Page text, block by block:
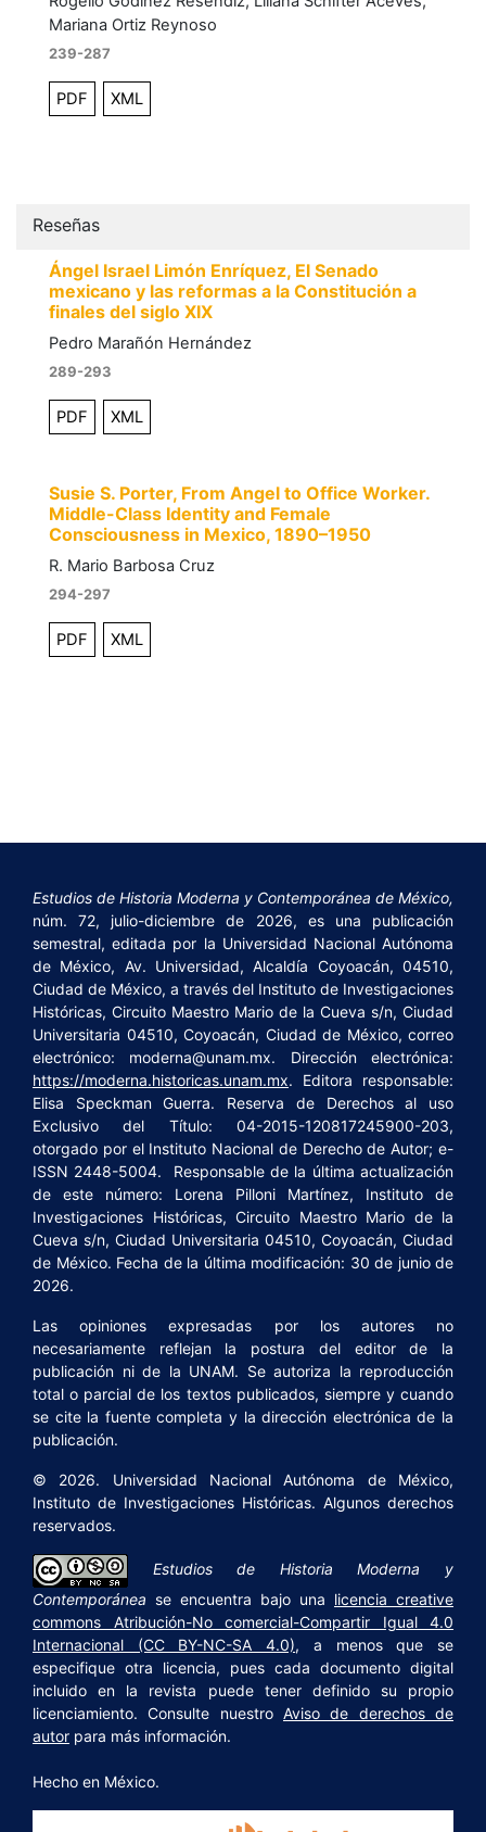
Mariana Ortiz Reynoso
239-287
PDF XML
Reseñas
Ángel Israel Limón Enríquez, El Senado
mexicano y las reformas a la Constitución a
finales del siglo XIX
Pedro Marañón Hernández
289-293
PDF XML
Susie S. Porter, From Angel to Office Worker.
Middle-Class Identity and Female
Consciousness in Mexico, 1890–1950
R. Mario Barbosa Cruz
294-297
PDF XML
Estudios de Historia Moderna y Contemporánea de México,
núm. 72, julio-diciembre de 2026, es una publicación
semestral, editada por la Universidad Nacional Autónoma
de México, Av. Universidad, Alcaldía Coyoacán, 04510,
Ciudad de México, a través del Instituto de Investigaciones
Históricas, Circuito Maestro Mario de la Cueva s/n, Ciudad
Universitaria 04510, Coyoacán, Ciudad de México, correo
electrónico: moderna@unam.mx. Dirección electrónica:
https://moderna.historicas.unam.mx. Editora responsable:
Elisa Speckman Guerra. Reserva de Derechos al uso
Exclusivo del Título: 04-2015-120817245900-203,
otorgado por el Instituto Nacional de Derecho de Autor; e-
ISSN 2448-5004. Responsable de la última actualización
de este número: Lorena Pilloni Martínez, Instituto de
Investigaciones Históricas, Circuito Maestro Mario de la
Cueva s/n, Ciudad Universitaria 04510, Coyoacán, Ciudad
de México. Fecha de la última modificación: 30 de junio de
2026.
Las opiniones expresadas por los autores no
necesariamente reflejan la postura del editor de la
publicación ni de la UNAM. Se autoriza la reproducción
total o parcial de los textos publicados, siempre y cuando
se cite la fuente completa y la dirección electrónica de la
publicación.
© 2026. Universidad Nacional Autónoma de México,
Instituto de Investigaciones Históricas. Algunos derechos
reservados.
Estudios de Historia Moderna y
Contemporánea se encuentra bajo una licencia creative
commons Atribución-No comercial-Compartir Igual 4.0
Internacional (CC BY-NC-SA 4.0), a menos que se
especifique otra licencia, pues cada documento digital
incluido en la revista puede tener definido su propio
licenciamiento. Consulte nuestro Aviso de derechos de
autor para más información.
Hecho en México.